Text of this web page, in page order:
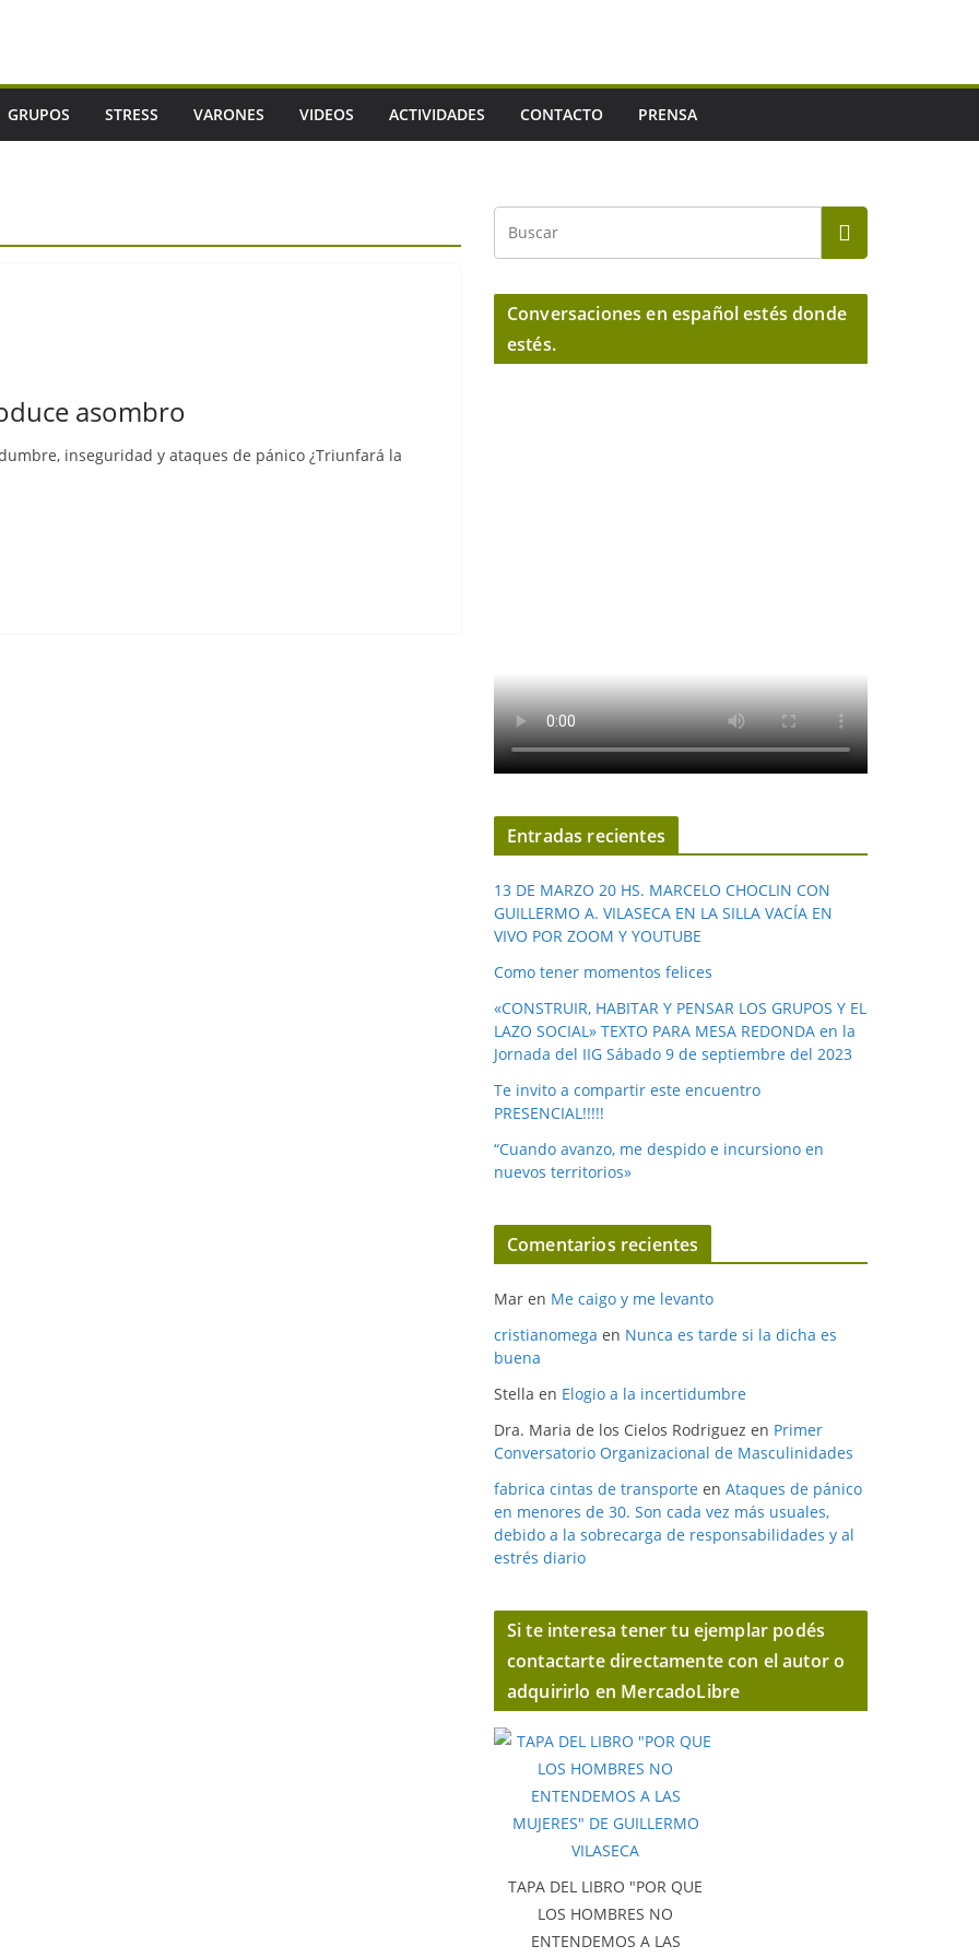
GRUPOS STRESS VARONES VIDEOS ACTIVIDADES CONTACTO PRENSA
asombro
inseguridad y ataques de pánico ¿Triunfará la
Conversaciones en español estés donde
estés.
Entradas recientes
13 DE MARZO 20 HS. MARCELO CHOCLIN CON
GUILLERMO A. VILASECA EN LA SILLA VACÍA EN
VIVO POR ZOOM Y YOUTUBE
Como tener momentos felices
«CONSTRUIR, HABITAR Y PENSAR LOS GRUPOS Y EL
LAZO SOCIAL» TEXTO PARA MESA REDONDA en la
Jornada del IIG Sábado 9 de septiembre del 2023
Te invito a compartir este encuentro
PRESENCIAL!!!!!
“Cuando avanzo, me despido e incursiono en
nuevos territorios»
Comentarios recientes
Mar en Me caigo y me levanto
cristianomega en Nunca es tarde si la dicha es
buena
Stella en Elogio a la incertidumbre
Dra. Maria de los Cielos Rodriguez en Primer
Conversatorio Organizacional de Masculinidades
fabrica cintas de transporte en Ataques de pánico
en menores de 30. Son cada vez más usuales,
debido a la sobrecarga de responsabilidades y al
estrés diario
Si te interesa tener tu ejemplar podés
contactarte directamente con el autor o
adquirirlo en MercadoLibre
TAPA DEL LIBRO "POR QUE
LOS HOMBRES NO
ENTENDEMOS A LAS